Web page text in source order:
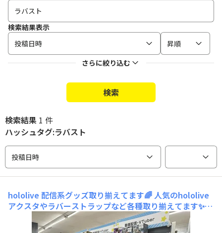
検索結果表示
投稿日時
昇順
さらに絞り込む
検索
検索結果 1 件
ハッシュタグ:ラバスト
投稿日時
hololive 配信系グッズ取り揃えてます🌈人気のhololive
アクスタやラバーストラップなど各種取り揃えてます✨コ
ーナーもちょっと拡げました‼️買取もお待ちしております